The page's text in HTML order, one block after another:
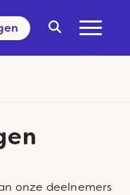
onze deelnemers